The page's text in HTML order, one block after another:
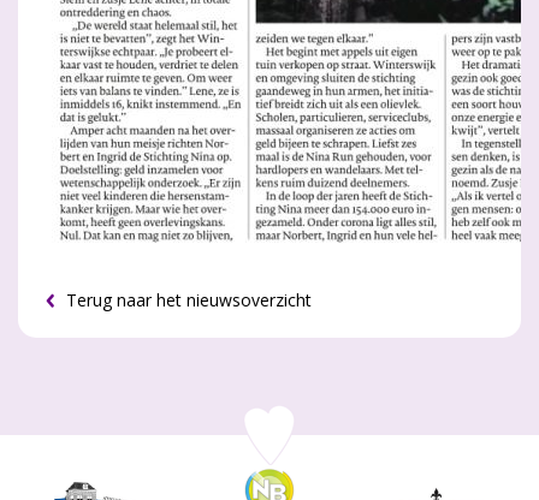
Terug naar het nieuwsoverzicht